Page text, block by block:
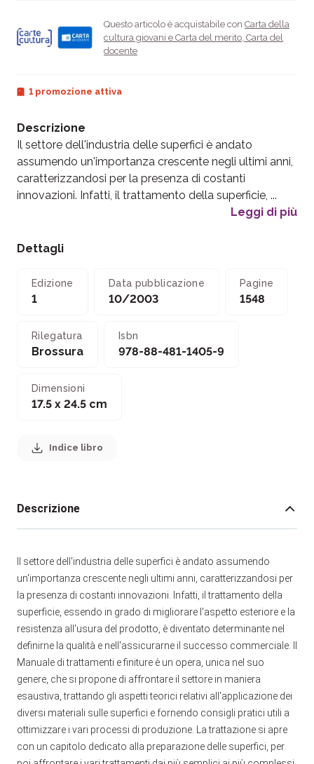
Questo articolo è acquistabile con Carta della
cultura giovani e Carta del merito Carta del
docente
1 promozione attiva
Descrizione
Il settore dell'industria delle superfici è andato
assumendo un'importanza crescente negli ultimi anni,
caratterizzandosi per la presenza di costanti
innovazioni. Infatti, il trattamento della superficie, ...
Leggi di più
Dettagli
Edizione
1
Data pubblicazione
10/2003
Pagine
1548
Rilegatura
Brossura
Isbn
978-88-481-1405-9
Dimensioni
17.5 x 24.5 cm
Indice libro
Descrizione
Il settore dell'industria delle superfici è andato assumendo
un'importanza crescente negli ultimi anni, caratterizzandosi per
la presenza di costanti innovazioni. Infatti, il trattamento della
superficie, essendo in grado di migliorare l'aspetto esteriore e la
resistenza all'usura del prodotto, è diventato determinante nel
definirne la qualità e nell'assicurarne il successo commerciale. Il
Manuale di trattamenti e finiture è un opera, unica nel suo
genere, che si propone di affrontare il settore in maniera
esaustiva, trattando gli aspetti teorici relativi all'applicazione dei
diversi materiali sulle superfici e fornendo consigli pratici utili a
ottimizzare i vari processi di produzione. La trattazione si apre
con un capitolo dedicato alla preparazione delle superfici, per